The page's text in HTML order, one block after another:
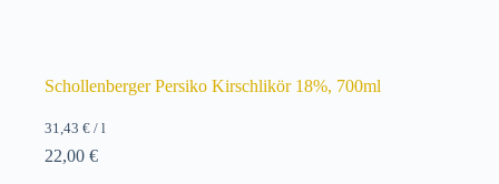
Schollenberger Persiko Kirschlikör 18%, 700ml
31,43 € / l
22,00 €